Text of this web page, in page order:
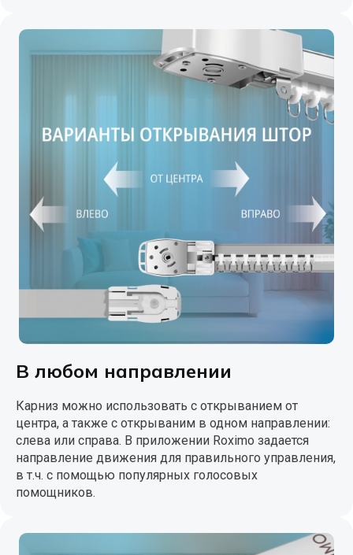
В любом направлении
Карниз можно использовать с открыванием от
центра, а также с открываним в одном направлении:
слева или справа. В приложении Roximo задается
направление движения для правильного управления,
в т.ч. с помощью популярных голосовых
помощников.